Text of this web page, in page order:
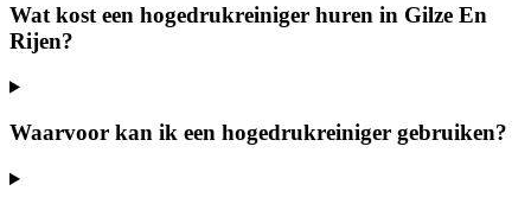
Wat kost een hogedrukreiniger huren in Gilze En
Rijen?
Waarvoor kan ik een hogedrukreiniger gebruiken?